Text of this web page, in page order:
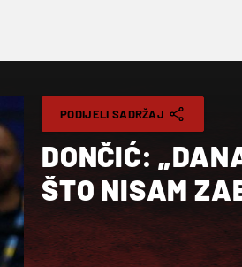
PODIJELI SADRŽAJ
DONČIĆ:
ŠTO NISAM